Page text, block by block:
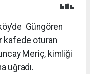
Güngören
kafede oturan
Meriç, kimliği
uğradı.